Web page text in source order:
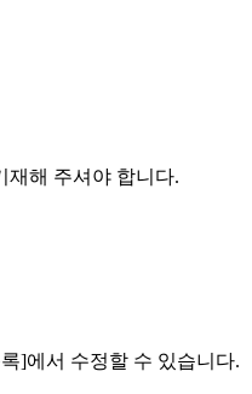
재해 주셔야 합니다.
]에서 수정할 수 있습니다.